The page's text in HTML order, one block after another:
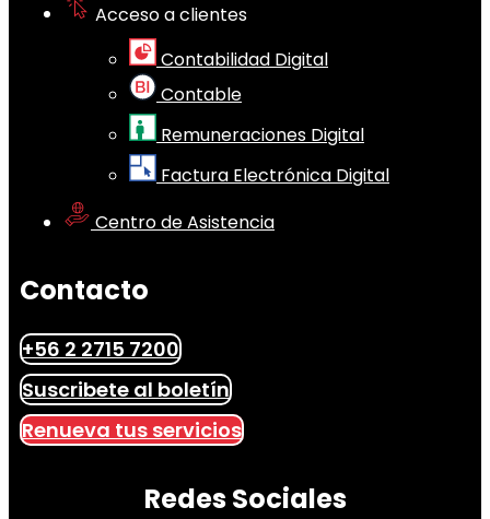
Acceso a clientes
Contabilidad Digital
Contable
Remuneraciones Digital
Factura Electrónica Digital
Centro de Asistencia
Contacto
+56 2 2715 7200
Suscribete al boletín
Renueva tus servicios
Redes Sociales